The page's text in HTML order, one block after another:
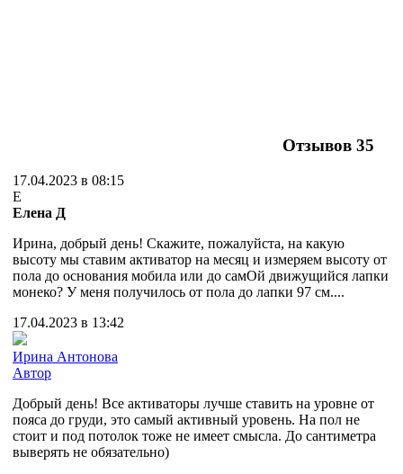
Отзывов 35
17.04.2023 в 08:15
Е
Елена Д
Ирина, добрый день! Скажите, пожалуйста, на какую
высоту мы ставим активатор на месяц и измеряем высоту от
пола до основания мобила или до самОй движущийся лапки
монеко? У меня получилось от пола до лапки 97 см....
17.04.2023 в 13:42
Ирина Антонова
Автор
Добрый день! Все активаторы лучше ставить на уровне от
пояса до груди, это самый активный уровень. На пол не
стоит и под потолок тоже не имеет смысла. До сантиметра
выверять не обязательно)